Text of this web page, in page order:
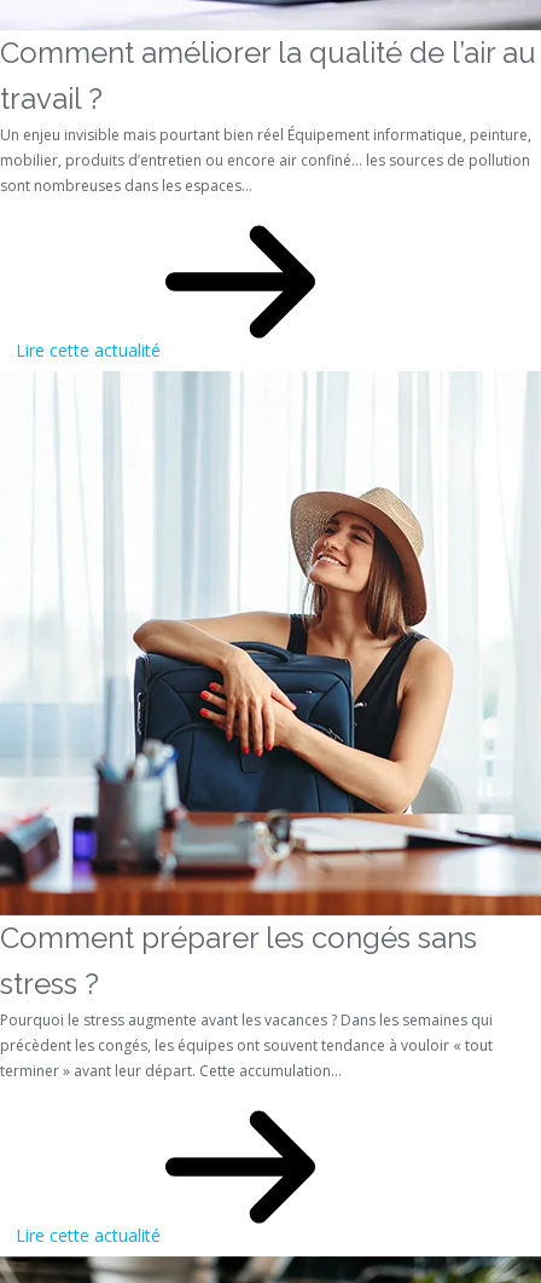
Comment améliorer la qualité de l’air au
travail ?
Un enjeu invisible mais pourtant bien réel Équipement informatique, peinture,
mobilier, produits d’entretien ou encore air confiné… les sources de pollution
sont nombreuses dans les espaces...
Lire cette actualité
Comment préparer les congés sans
stress ?
Pourquoi le stress augmente avant les vacances ? Dans les semaines qui
précèdent les congés, les équipes ont souvent tendance à vouloir « tout
terminer » avant leur départ. Cette accumulation...
Lire cette actualité